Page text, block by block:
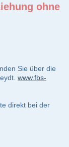
ohne
Sie über die
www.fbs-
direkt bei der